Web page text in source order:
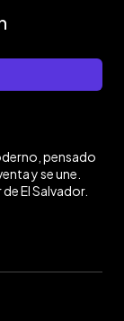
pensado
y se une.
El Salvador.